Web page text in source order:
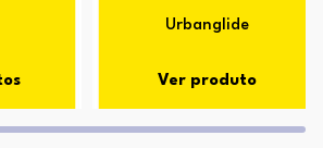
Urbanglide
Ver produto